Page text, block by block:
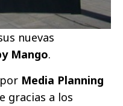
nuevas
Mango.
Media Planning
gracias a los